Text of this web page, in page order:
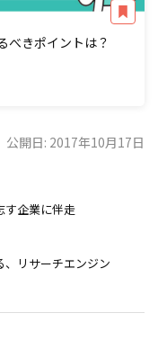
べきポイントは？
公開日: 2017年10月17日
す企業に伴走
リサーチエンジン